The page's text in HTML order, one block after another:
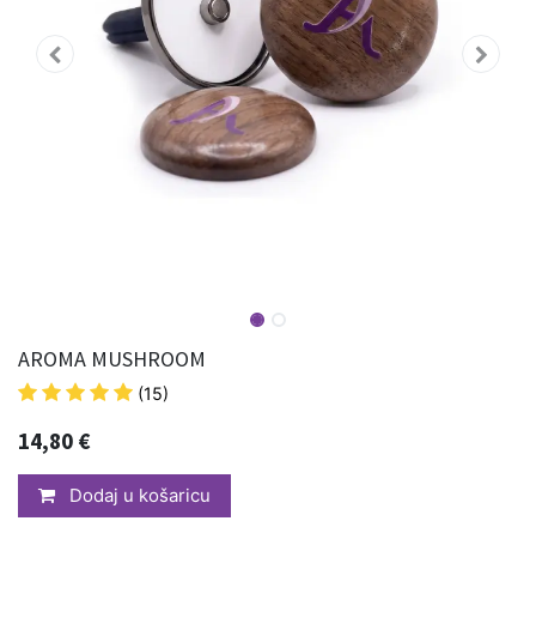
AROMA MUSHROOM
(15)
14,80 €
Dodaj u košaricu